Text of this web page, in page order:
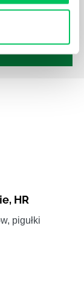
, HR
pigułki